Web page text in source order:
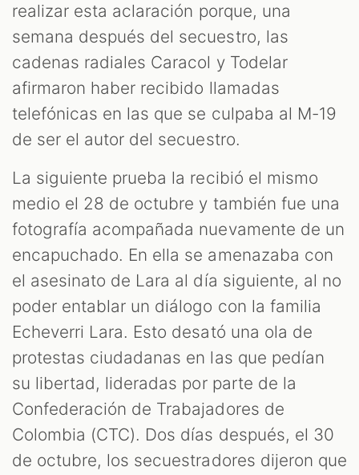
realizar esta aclaración porque, una
semana después del secuestro, las
cadenas radiales Caracol y Todelar
afirmaron haber recibido llamadas
telefónicas en las que se culpaba al M-19
de ser el autor del secuestro.
La siguiente prueba la recibió el mismo
medio el 28 de octubre y también fue una
fotografía acompañada nuevamente de un
encapuchado. En ella se amenazaba con
el asesinato de Lara al día siguiente, al no
poder entablar un diálogo con la familia
Echeverri Lara. Esto desató una ola de
protestas ciudadanas en las que pedían
su libertad, lideradas por parte de la
Confederación de Trabajadores de
Colombia (CTC). Dos días después, el 30
de octubre, los secuestradores dijeron que